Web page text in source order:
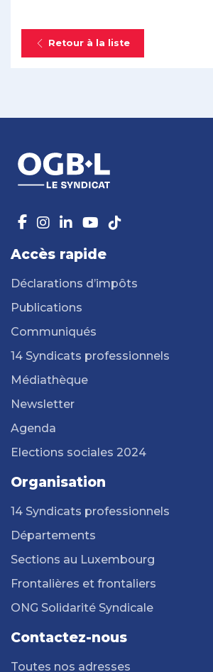
Retour à la liste
Accès rapide
Déclarations d’impôts
Publications
Communiqués
14 Syndicats professionnels
Médiathèque
Newsletter
Agenda
Elections sociales 2024
Organisation
14 Syndicats professionnels
Départements
Sections au Luxembourg
Frontalières et frontaliers
ONG Solidarité Syndicale
Contactez-nous
Toutes nos adresses